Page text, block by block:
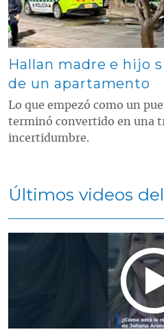
Hallan madre e hijo
de un apartamento
Lo que empezó como un
terminó convertido en una
incertidumbre.
Últimos videos